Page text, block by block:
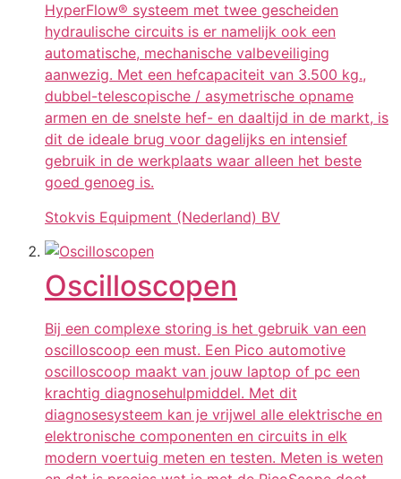
HyperFlow® systeem met twee gescheiden
hydraulische circuits is er namelijk ook een
automatische, mechanische valbeveiliging
aanwezig. Met een hefcapaciteit van 3.500 kg.,
dubbel-telescopische / asymetrische opname
armen en de snelste hef- en daaltijd in de markt, is
dit de ideale brug voor dagelijks en intensief
gebruik in de werkplaats waar alleen het beste
goed genoeg is.
Stokvis Equipment (Nederland) BV
Oscilloscopen
Bij een complexe storing is het gebruik van een
oscilloscoop een must. Een Pico automotive
oscilloscoop maakt van jouw laptop of pc een
krachtig diagnosehulpmiddel. Met dit
diagnosesysteem kan je vrijwel alle elektrische en
elektronische componenten en circuits in elk
modern voertuig meten en testen. Meten is weten